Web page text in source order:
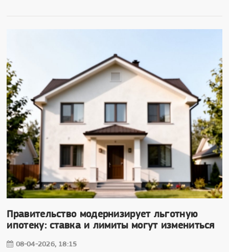
Правительство модернизирует льготную
ипотеку: ставка и лимиты могут измениться
08-04-2026, 18:15